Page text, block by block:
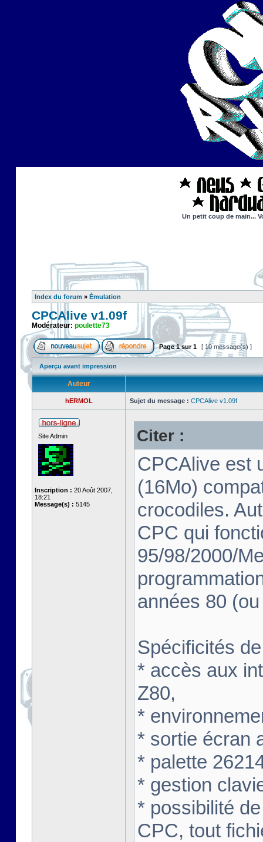
Un petit coup de main...
Index du forum » Émulation
CPCAlive v1.09f
Modérateur: poulette73
Page1sur1 [ 10 message(s) ]
Aperçu avant impression
Auteur
hERMOL Sujet du message : CPCAlive v1.09f
Site Admin
Inscription : 20 Août 2007,
18:21
Message(s) : 5145
Citer :
CPCAlive est
(16Mo)
crocodiles.
CPC qui
95/98/2000/
années 80
Spécificités
* accès aux
Z80,
*
* sortie écran
* palette
* gestion
* possibilité
CPC, tout